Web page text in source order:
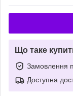
Що таке
Замовлення
Доступна